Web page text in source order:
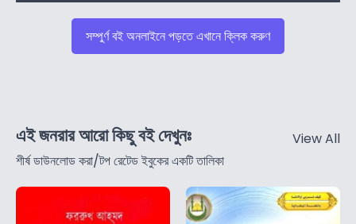
সম্পুর্ণ বই অনলাইনে পড়তে এখানে ক্লিক করুণ
এই জনরার আরো কিছু বই দেখুনঃ
শীর্ষ ডাউনলোড করা/টপ রেটেড ইবুকের একটি তালিকা
View All